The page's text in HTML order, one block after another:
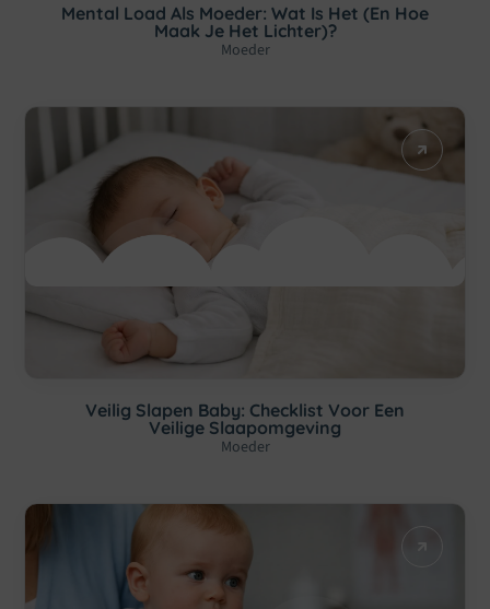
Mental Load Als Moeder: Wat Is Het (en Hoe
Maak Je Het Lichter)?
Moeder
Veilig Slapen Baby: Checklist Voor Een
Veilige Slaapomgeving
Moeder